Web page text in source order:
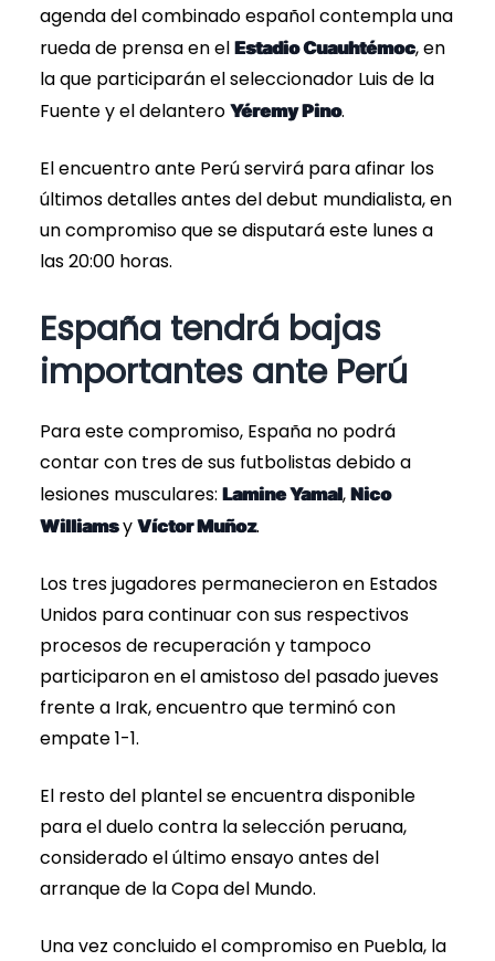
agenda del combinado español contempla una
rueda de prensa en el Estadio Cuauhtémoc, en
la que participarán el seleccionador Luis de la
Fuente y el delantero Yéremy Pino.
El encuentro ante Perú servirá para afinar los
últimos detalles antes del debut mundialista, en
un compromiso que se disputará este lunes a
las 20:00 horas.
España tendrá bajas
importantes ante Perú
Para este compromiso, España no podrá
contar con tres de sus futbolistas debido a
lesiones musculares: Lamine Yamal, Nico
Williamsy Víctor Muñoz.
Los tres jugadores permanecieron en Estados
Unidos para continuar con sus respectivos
procesos de recuperación y tampoco
participaron en el amistoso del pasado jueves
frente a Irak, encuentro que terminó con
empate 1-1.
El resto del plantel se encuentra disponible
para el duelo contra la selección peruana,
considerado el último ensayo antes del
arranque de la Copa del Mundo.
Una vez concluido el compromiso en Puebla, la